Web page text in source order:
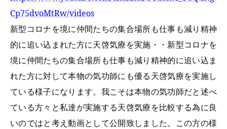
Cp75dvoMtRw/videos
新型コロナを境に仲間たちの集合場所も仕事も減り精神
的に追い込まれた方に天啓気療を実施・・新型コロナを
境に仲間たちの集合場所も仕事も減り精神的に追い込ま
れた方に対して本物の気功師にも優る天啓気療を実施し
ている様子になります。我こそは本物の気功師だと述べ
ている方々と私達が実施する天啓気療を比較する為に良
いのではと考え動画として公開致しました。この方の様